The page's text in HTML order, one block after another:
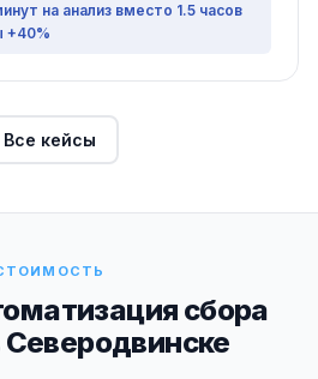
на анализ вместо 1.5 часов
+40%
Все кейсы
сбора